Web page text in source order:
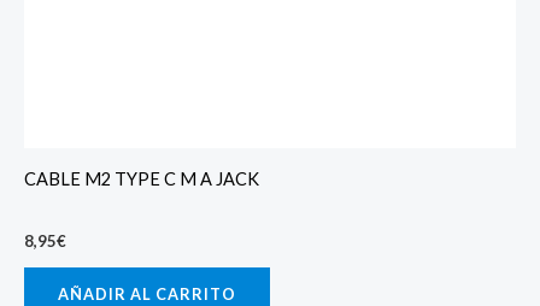
CABLE M2 TYPE C M A JACK
8,95€
AÑADIR AL CARRITO